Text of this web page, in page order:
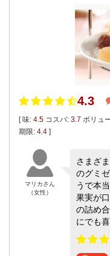
4.3
[ 味: 4.5 コスパ: 3.7 ボリュ
期限: 4.4 ]
マリカさん
（女性）
さまざ
のグミ
うで本
果実が
の詰め
にでも